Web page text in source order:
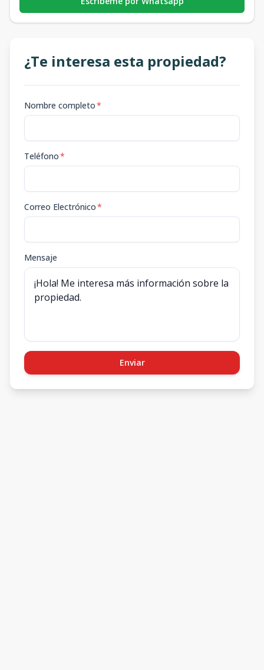
¿Te interesa esta propiedad?
Nombre completo*
Teléfono*
Correo Electrónico*
Mensaje
Enviar